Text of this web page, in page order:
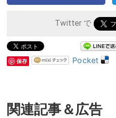
Twitter で
保存 Pocket
関連記事＆広告